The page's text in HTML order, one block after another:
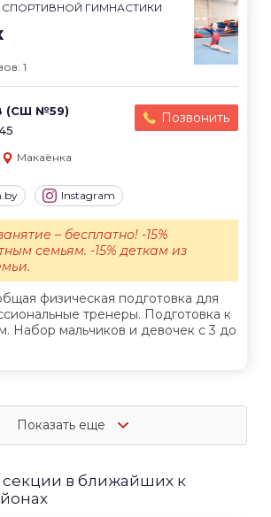
СПОРТИВНОЙ ГИМНАСТИКИ
1
(СШ №59)
Позвонить
Макаёнка
Instagram
физическая подготовка для
тренеры. Подготовка к
Набор мальчиков и девочек с 3 до
– бесплатно! -15%
семьям. -15% деткам из
Показать еще
в ближайших к